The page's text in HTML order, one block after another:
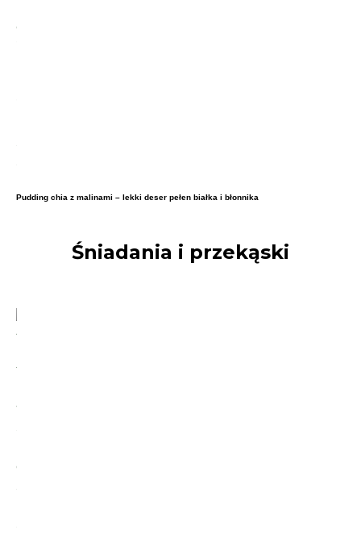
Pudding chia z malinami – lekki deser pełen białka i błonnika
Śniadania i przekąski